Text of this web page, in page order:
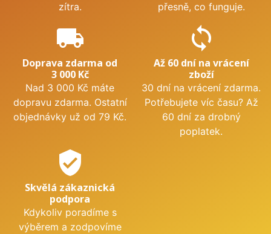
zítra.
přesně, co funguje.
local_shipping
Doprava zdarma od
3 000 Kč
Nad 3 000 Kč máte
dopravu zdarma. Ostatní
objednávky už od 79 Kč.
sync
Až 60 dní na vrácení
zboží
30 dní na vrácení zdarma.
Potřebujete víc času? Až
60 dní za drobný
poplatek.
verified_user
Skvělá zákaznická
podpora
Kdykoliv poradíme s
výběrem a zodpovíme